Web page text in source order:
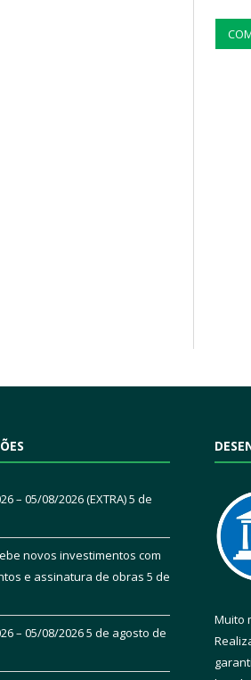
– 05/08/2026 (EXTRA)5 de
novos investimentos com
e assinatura de obras 5 de
– 05/08/20265 de agosto de
Muito